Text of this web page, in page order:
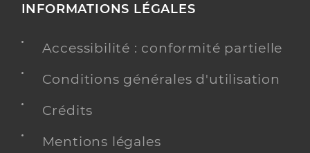
INFORMATIONS LÉGALES
Accessibilité : conformité partielle
Conditions générales d'utilisation
Crédits
Mentions légales